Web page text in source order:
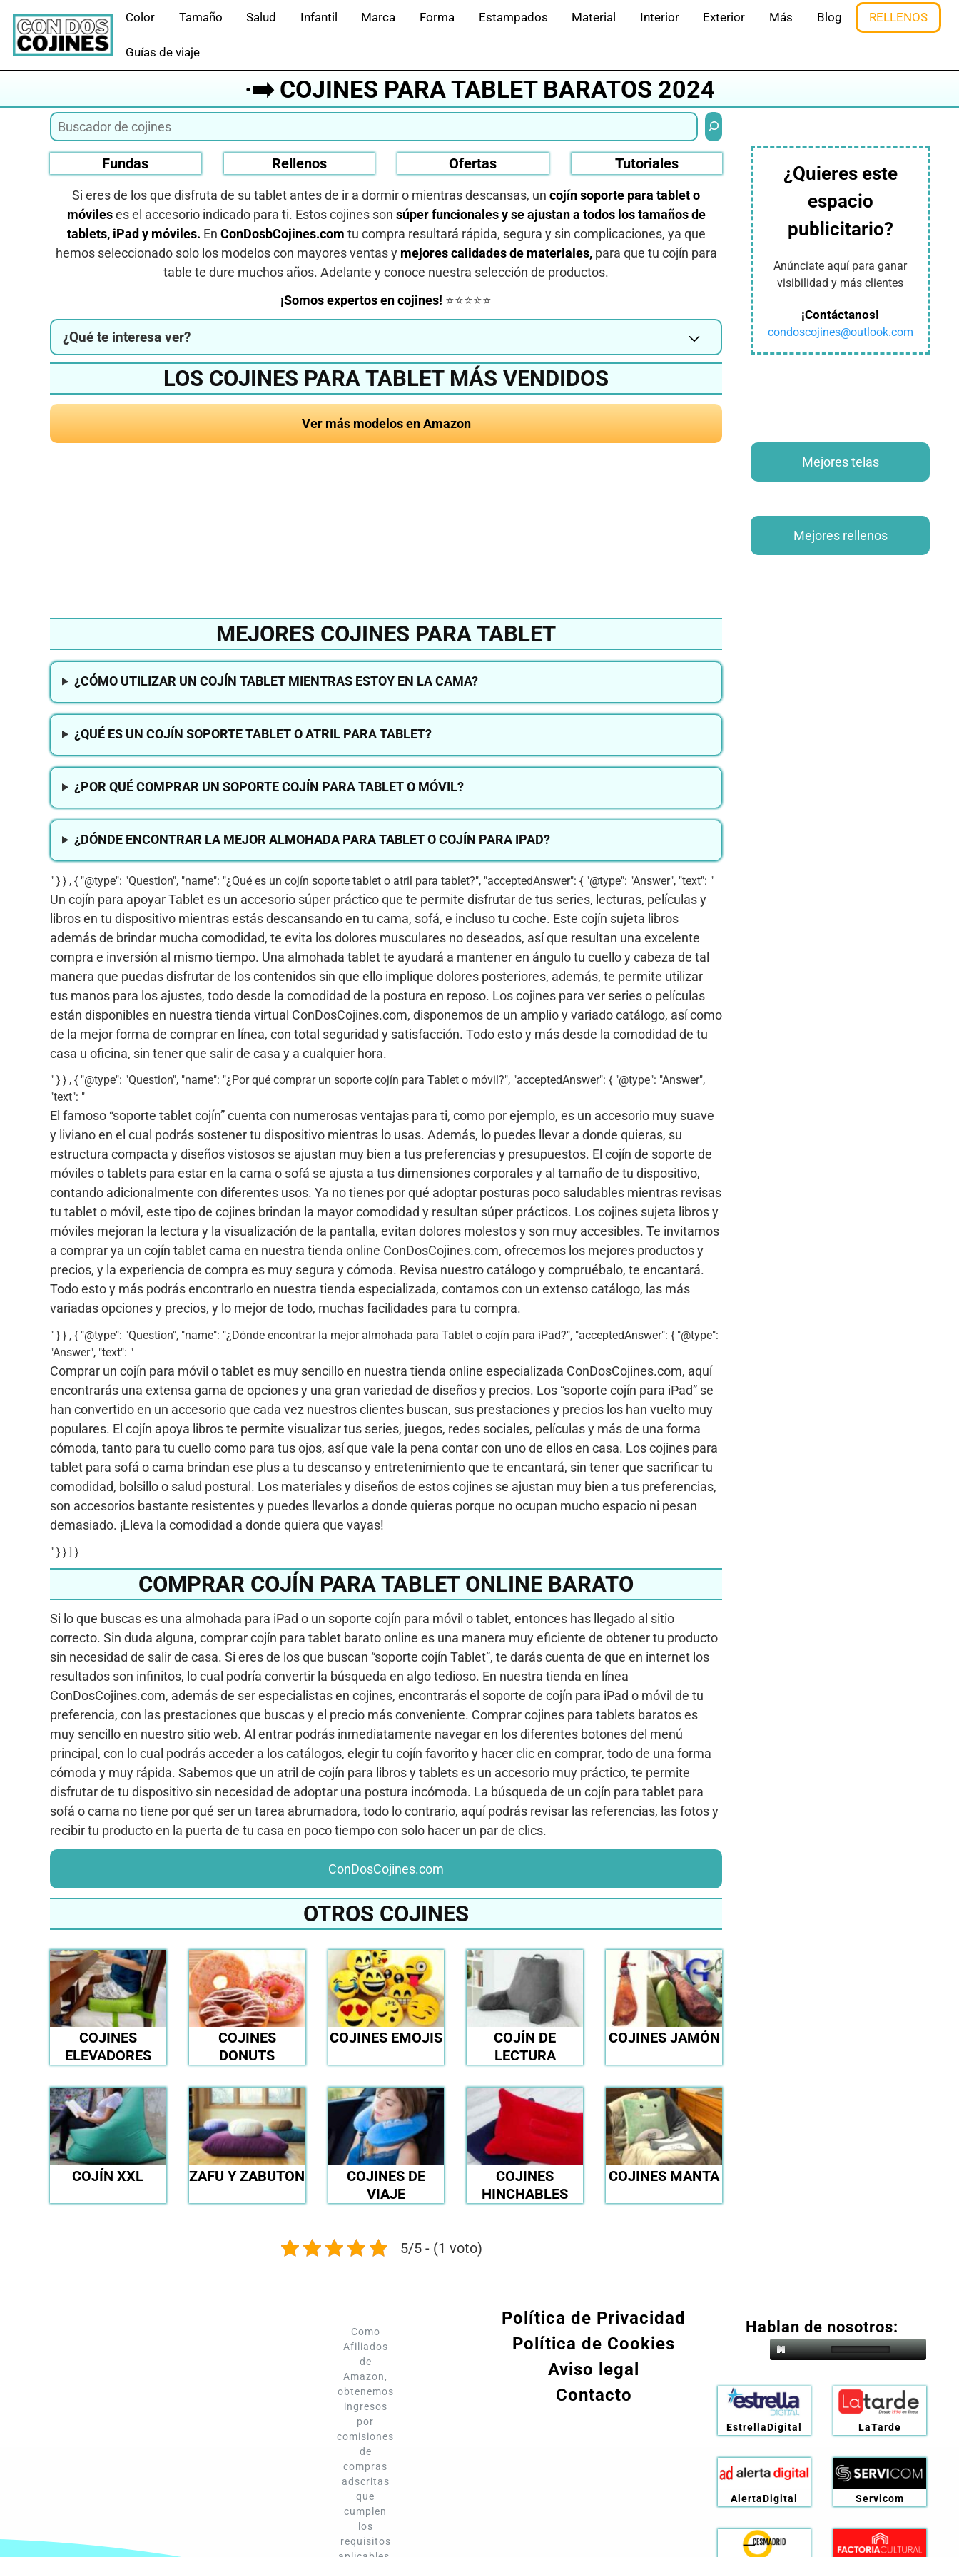
contenido
Color Tamaño Salud Infantil Marca Forma Estampados Material Interior Exterior Más Blog RELLENOS
Guías de viaje
·➡️ COJINES PARA TABLET BARATOS 2024
Buscar
Fundas Rellenos Ofertas Tutoriales
Si eres de los que disfruta de su tablet antes de ir a dormir o mientras descansas, un cojín soporte para tablet o
móvileses el accesorio indicado para ti. Estos cojines son súper funcionales y se ajustan a todos los tamaños de
tablets, iPad y móviles. En ConDosbCojines.com tu compra resultará rápida, segura y sin complicaciones, ya que
hemos seleccionado solo los modelos con mayores ventas y mejores calidades de materiales,para que tu cojín para
table te dure muchos años. Adelante y conoce nuestra selección de productos.
¡Somos expertos en cojines! ⭐⭐⭐⭐⭐
¿Qué te interesa ver?
LOS COJINES PARA TABLET MÁS VENDIDOS
Ver más modelos en Amazon
MEJORES COJINES PARA TABLET
¿CÓMO UTILIZAR UN COJÍN TABLET MIENTRAS ESTOY EN LA CAMA?
¿QUÉ ES UN COJÍN SOPORTE TABLET O ATRIL PARA TABLET?
¿POR QUÉ COMPRAR UN SOPORTE COJÍN PARA TABLET O MÓVIL?
¿DÓNDE ENCONTRAR LA MEJOR ALMOHADA PARA TABLET O COJÍN PARA IPAD?
" } } , { "@type": "Question", "name": "¿Qué es un cojín soporte tablet o atril para tablet?", "acceptedAnswer": { "@type": "Answer", "text": "
Un cojín para apoyar Tablet es un accesorio súper práctico que te permite disfrutar de tus series, lecturas, películas y
libros en tu dispositivo mientras estás descansando en tu cama, sofá, e incluso tu coche. Este cojín sujeta libros
además de brindar mucha comodidad, te evita los dolores musculares no deseados, así que resultan una excelente
compra e inversión al mismo tiempo. Una almohada tablet te ayudará a mantener en ángulo tu cuello y cabeza de tal
manera que puedas disfrutar de los contenidos sin que ello implique dolores posteriores, además, te permite utilizar
tus manos para los ajustes, todo desde la comodidad de la postura en reposo. Los cojines para ver series o películas
están disponibles en nuestra tienda virtual ConDosCojines.com, disponemos de un amplio y variado catálogo, así como
de la mejor forma de comprar en línea, con total seguridad y satisfacción. Todo esto y más desde la comodidad de tu
casa u oficina, sin tener que salir de casa y a cualquier hora.
" } } , { "@type": "Question", "name": "¿Por qué comprar un soporte cojín para Tablet o móvil?", "acceptedAnswer": { "@type": "Answer",
"text": "
El famoso “soporte tablet cojín” cuenta con numerosas ventajas para ti, como por ejemplo, es un accesorio muy suave
y liviano en el cual podrás sostener tu dispositivo mientras lo usas. Además, lo puedes llevar a donde quieras, su
estructura compacta y diseños vistosos se ajustan muy bien a tus preferencias y presupuestos. El cojín de soporte de
móviles o tablets para estar en la cama o sofá se ajusta a tus dimensiones corporales y al tamaño de tu dispositivo,
contando adicionalmente con diferentes usos. Ya no tienes por qué adoptar posturas poco saludables mientras revisas
tu tablet o móvil, este tipo de cojines brindan la mayor comodidad y resultan súper prácticos. Los cojines sujeta libros y
móviles mejoran la lectura y la visualización de la pantalla, evitan dolores molestos y son muy accesibles. Te invitamos
a comprar ya un cojín tablet cama en nuestra tienda online ConDosCojines.com, ofrecemos los mejores productos y
precios, y la experiencia de compra es muy segura y cómoda. Revisa nuestro catálogo y compruébalo, te encantará.
Todo esto y más podrás encontrarlo en nuestra tienda especializada, contamos con un extenso catálogo, las más
variadas opciones y precios, y lo mejor de todo, muchas facilidades para tu compra.
" } } , { "@type": "Question", "name": "¿Dónde encontrar la mejor almohada para Tablet o cojín para iPad?", "acceptedAnswer": { "@type":
"Answer", "text": "
Comprar un cojín para móvil o tablet es muy sencillo en nuestra tienda online especializada ConDosCojines.com, aquí
encontrarás una extensa gama de opciones y una gran variedad de diseños y precios. Los “soporte cojín para iPad” se
han convertido en un accesorio que cada vez nuestros clientes buscan, sus prestaciones y precios los han vuelto muy
populares. El cojín apoya libros te permite visualizar tus series, juegos, redes sociales, películas y más de una forma
cómoda, tanto para tu cuello como para tus ojos, así que vale la pena contar con uno de ellos en casa. Los cojines para
tablet para sofá o cama brindan ese plus a tu descanso y entretenimiento que te encantará, sin tener que sacrificar tu
comodidad, bolsillo o salud postural. Los materiales y diseños de estos cojines se ajustan muy bien a tus preferencias,
son accesorios bastante resistentes y puedes llevarlos a donde quieras porque no ocupan mucho espacio ni pesan
demasiado. ¡Lleva la comodidad a donde quiera que vayas!
" } } ] }
COMPRAR COJÍN PARA TABLET ONLINE BARATO
Si lo que buscas es una almohada para iPad o un soporte cojín para móvil o tablet, entonces has llegado al sitio
correcto. Sin duda alguna, comprar cojín para tablet barato online es una manera muy eficiente de obtener tu producto
sin necesidad de salir de casa. Si eres de los que buscan “soporte cojín Tablet”, te darás cuenta de que en internet los
resultados son infinitos, lo cual podría convertir la búsqueda en algo tedioso. En nuestra tienda en línea
ConDosCojines.com, además de ser especialistas en cojines, encontrarás el soporte de cojín para iPad o móvil de tu
preferencia, con las prestaciones que buscas y el precio más conveniente. Comprar cojines para tablets baratos es
muy sencillo en nuestro sitio web. Al entrar podrás inmediatamente navegar en los diferentes botones del menú
principal, con lo cual podrás acceder a los catálogos, elegir tu cojín favorito y hacer clic en comprar, todo de una forma
cómoda y muy rápida. Sabemos que un atril de cojín para libros y tablets es un accesorio muy práctico, te permite
disfrutar de tu dispositivo sin necesidad de adoptar una postura incómoda. La búsqueda de un cojín para tablet para
sofá o cama no tiene por qué ser un tarea abrumadora, todo lo contrario, aquí podrás revisar las referencias, las fotos y
recibir tu producto en la puerta de tu casa en poco tiempo con solo hacer un par de clics.
ConDosCojines.com
OTROS COJINES
COJINES
ELEVADORES
COJINES
DONUTS
COJINES EMOJIS
COJÍN DE
LECTURA
COJINES JAMÓN
COJÍN XXL ZAFU Y ZABUTON
COJINES DE
VIAJE
COJINES
HINCHABLES
COJINES MANTA
5/5 - (1 voto)
¿Quieres este
espacio
publicitario?
Anúnciate aquí para ganar
visibilidad y más clientes
¡Contáctanos!
condoscojines@outlook.com
Mejores telas
Mejores rellenos
Como
Afiliados
de
Amazon,
obtenemos
ingresos
por
comisiones
de
compras
adscritas
que
cumplen
los
requisitos
Política de Privacidad
Política de Cookies
Aviso legal
Contacto
Hablan de nosotros:
EstrellaDigital LaTarde
AlertaDigital Servicom